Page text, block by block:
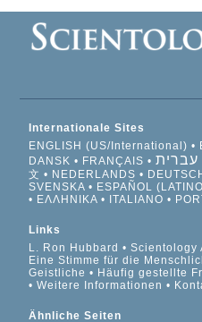
Internationale Sites
ENGLISH (US/International)
DANSK
FRANÇAIS עברית
文
NEDERLANDS
SVENSKA
ESPAÑOL
ΕΛΛΗΝΙΚA
ITALIANO
Links
L. Ron Hubbard
Scientology
Eine Stimme für die
Geistliche
Häufig gestellte
Weitere Informationen
Ähnliche Seiten